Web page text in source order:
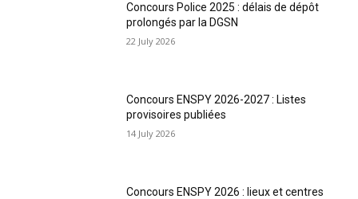
Concours Police 2025 : délais de dépôt
prolongés par la DGSN
22 July 2026
Concours ENSPY 2026-2027 : Listes
provisoires publiées
14 July 2026
Concours ENSPY 2026 : lieux et centres